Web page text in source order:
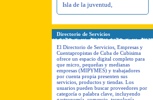
Isla de la juventud
Directorio de Servicios
El Directorio de Servicios, Empresas y
Cuentapropistas de Cuba de Cubisima
ofrece un espacio digital completo para
que micro, pequeñas y medianas
empresas (MIPYMES) y trabajadores
por cuenta propia presenten sus
servicios, productos y tiendas. Los
usuarios pueden buscar proveedores por
categoría o palabra clave, incluyendo